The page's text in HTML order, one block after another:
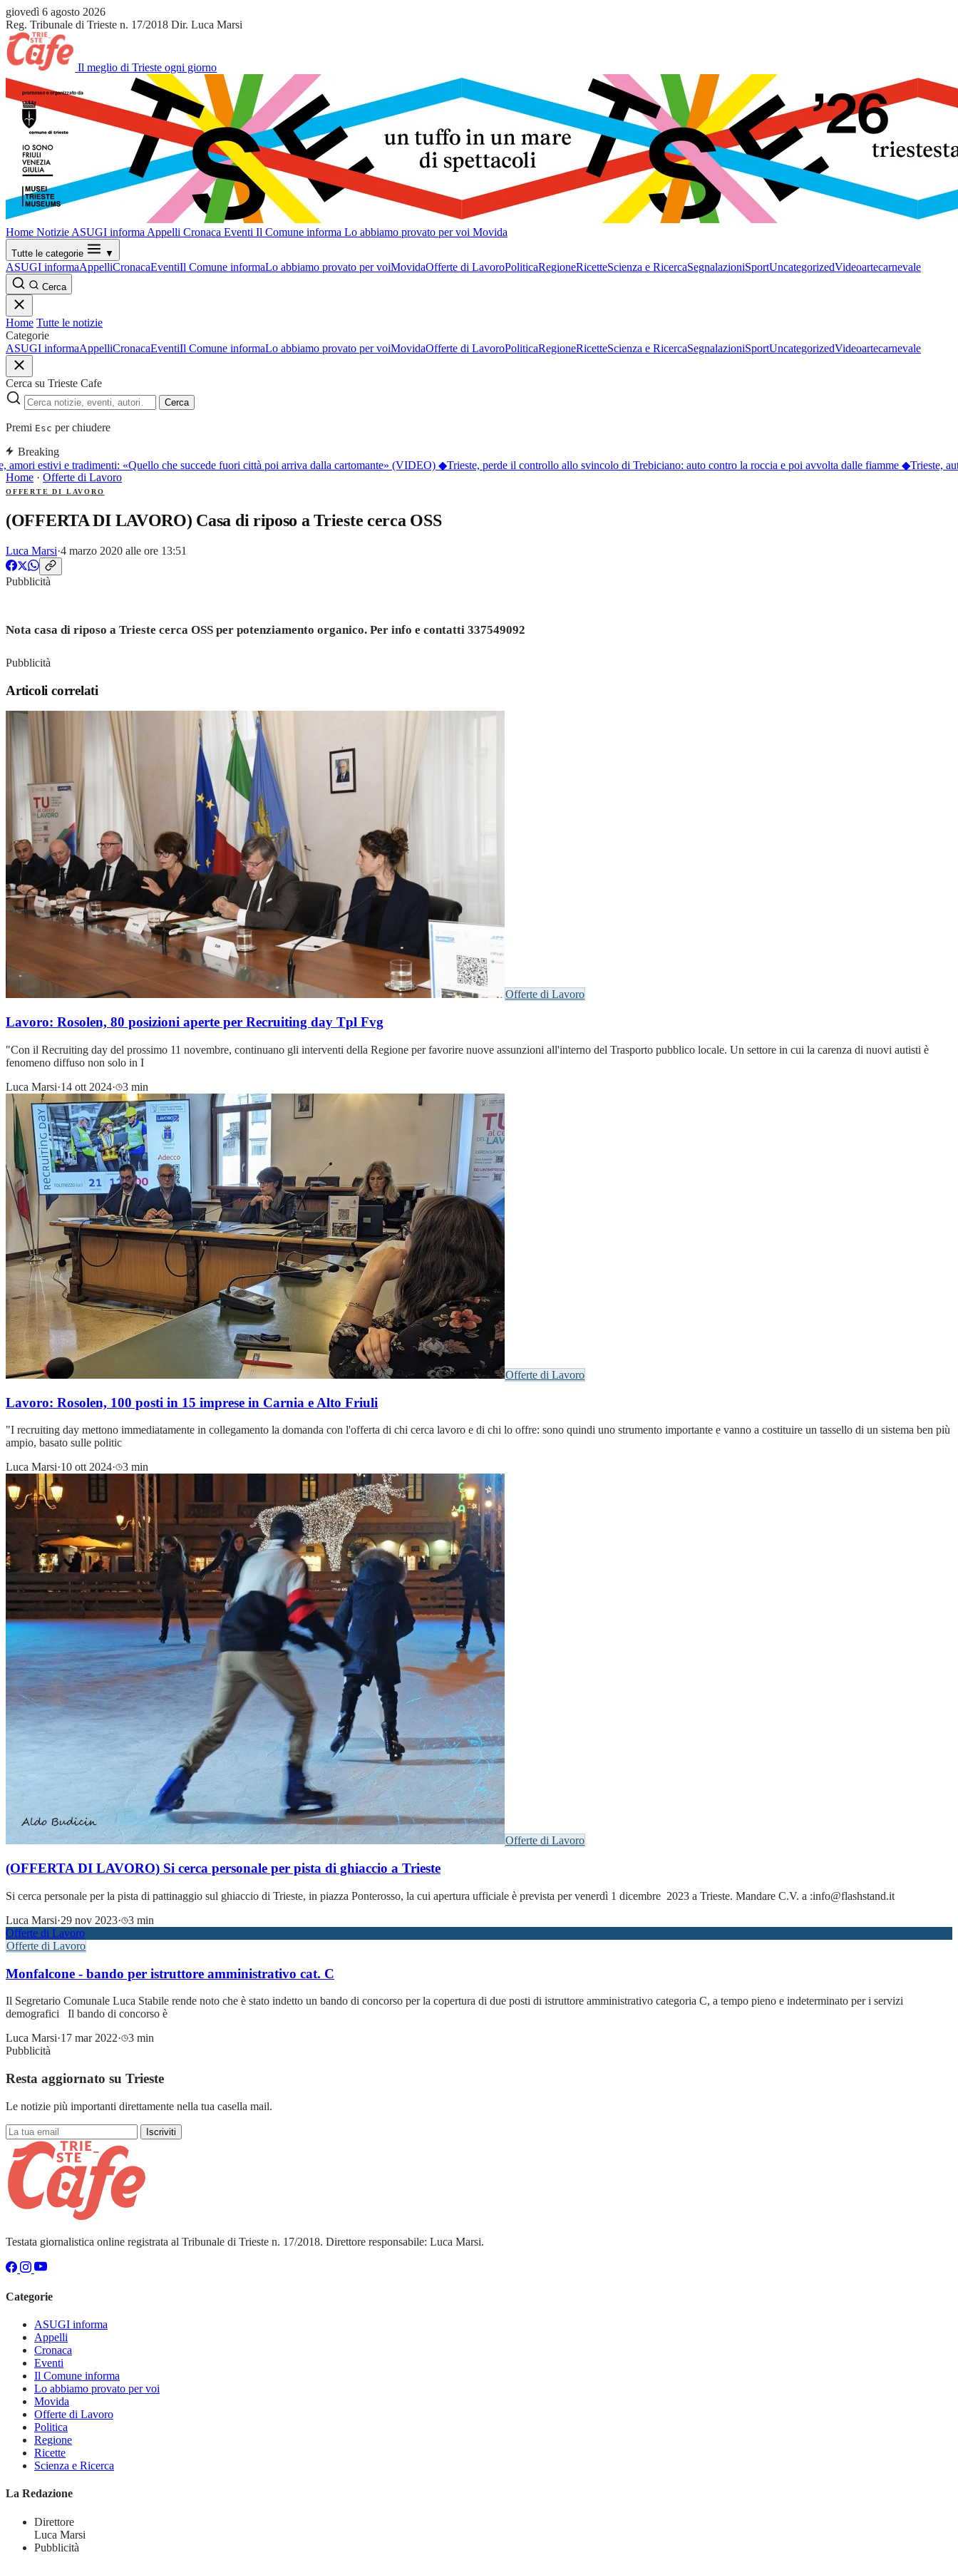
giovedì 6 agosto 2026
Reg. Tribunale di Trieste n. 17/2018 Dir. Luca Marsi
Il meglio di Trieste ogni giorno
Home Notizie ASUGI informa Appelli Cronaca Eventi Il Comune informa Lo abbiamo provato per voi Movida
Tutte le categorie ▼
ASUGI informaAppelliCronacaEventiIl Comune informaLo abbiamo provato per voiMovidaOfferte di LavoroPoliticaRegioneRicetteScienza e RicercaSegnalazioniSportUncategorizedVideoartecarnevale
Cerca
Home Tutte le notizie
Categorie
ASUGI informaAppelliCronacaEventiIl Comune informaLo abbiamo provato per voiMovidaOfferte di LavoroPoliticaRegioneRicetteScienza e RicercaSegnalazioniSportUncategorizedVideoartecarnevale
Cerca su Trieste Cafe
Cerca
Premi Esc per chiudere
Breaking
amori estivi e tradimenti: «Quello che succede fuori città poi arriva dalla cartomante» (VIDEO)◆Trieste, perde il controllo allo svincolo di Trebiciano: auto contro la roccia e poi avvolta dalle fiamme◆Trieste,
Home · Offerte di Lavoro
OFFERTE DI LAVORO
(OFFERTA DI LAVORO) Casa di riposo a Trieste cerca OSS
Luca Marsi·4 marzo 2020 alle ore 13:51
Pubblicità
Nota casa di riposo a Trieste cerca OSS per potenziamento organico. Per info e contatti 337549092
Pubblicità
Articoli correlati
Offerte di Lavoro
Lavoro: Rosolen, 80 posizioni aperte per Recruiting day Tpl Fvg
"Con il Recruiting day del prossimo 11 novembre, continuano gli interventi della Regione per favorire nuove assunzioni all'interno del Trasporto pubblico locale. Un settore in cui la carenza di nuovi autisti è
fenomeno diffuso non solo in I
Luca Marsi·14 ott 2024· 3 min
Offerte di Lavoro
Lavoro: Rosolen, 100 posti in 15 imprese in Carnia e Alto Friuli
"I recruiting day mettono immediatamente in collegamento la domanda con l'offerta di chi cerca lavoro e di chi lo offre: sono quindi uno strumento importante e vanno a costituire un tassello di un sistema ben più
ampio, basato sulle politic
Luca Marsi·10 ott 2024· 3 min
Offerte di Lavoro
(OFFERTA DI LAVORO) Si cerca personale per pista di ghiaccio a Trieste
Si cerca personale per la pista di pattinaggio sul ghiaccio di Trieste, in piazza Ponterosso, la cui apertura ufficiale è prevista per venerdì 1 dicembre 2023 a Trieste. Mandare C.V. a :info@flashstand.it
Luca Marsi·29 nov 2023·
3 min
Offerte di Lavoro
Offerte di Lavoro
Monfalcone - bando per istruttore amministrativo cat. C
Il Segretario Comunale Luca Stabile rende noto che è stato indetto un bando di concorso per la copertura di due posti di istruttore amministrativo categoria C, a tempo pieno e indeterminato per i servizi
demografici Il bando di concorso è
Luca Marsi·17 mar 2022·
3 min
Pubblicità
Resta aggiornato su Trieste
Le notizie più importanti direttamente nella tua casella mail.
Iscriviti
Testata giornalistica online registrata al Tribunale di Trieste n. 17/2018. Direttore responsabile: Luca Marsi.
Categorie
ASUGI informa
Appelli
Cronaca
Eventi
Il Comune informa
Lo abbiamo provato per voi
Movida
Offerte di Lavoro
Politica
Regione
Ricette
Scienza e Ricerca
La Redazione
Direttore
Luca Marsi
Pubblicità